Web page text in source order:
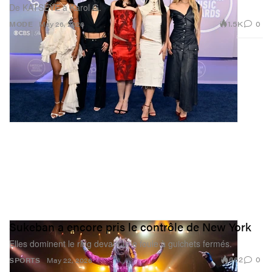
MODE
De KATSEYE à Karol G.
May 26, 2026 1.5K 0
SPORTS
Sukeban a encore pris le contrôle de New York
Elles dominent le ring devant une foule à guichets fermés.
May 22, 2026 662 0